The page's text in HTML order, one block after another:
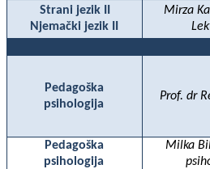
Strani jezik II
Njemački jezik II
Mirza
Pedagoška
psihologija
Prof. dr
Pedagoška
psihologija
Milka